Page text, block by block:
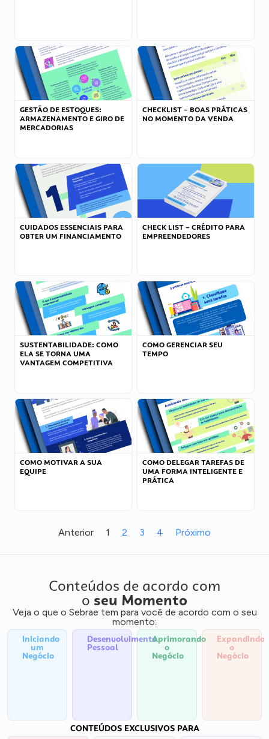
GESTÃO DE ESTOQUES:
ARMAZENAMENTO E GIRO DE
MERCADORIAS
CHECKLIST – BOAS PRÁTICAS
NO MOMENTO DA VENDA
CUIDADOS ESSENCIAIS PARA
OBTER UM FINANCIAMENTO
CHECK LIST – CRÉDITO PARA
EMPREENDEDORES
SUSTENTABILIDADE: COMO
ELA SE TORNA UMA
VANTAGEM COMPETITIVA
COMO GERENCIAR SEU
TEMPO
COMO MOTIVAR A SUA
EQUIPE
COMO DELEGAR TAREFAS DE
UMA FORMA INTELIGENTE E
PRÁTICA
Anterior 1 2 3 4 Próximo
Conteúdos de acordo com
o seu Momento
Veja o que o Sebrae tem para você de acordo com o seu
momento:
Iniciando
um
Negócio
Desenvolvimento
Pessoal
Aprimorando
o
Negócio
Expandindo
o
Negócio
CONTEÚDOS EXCLUSIVOS PARA